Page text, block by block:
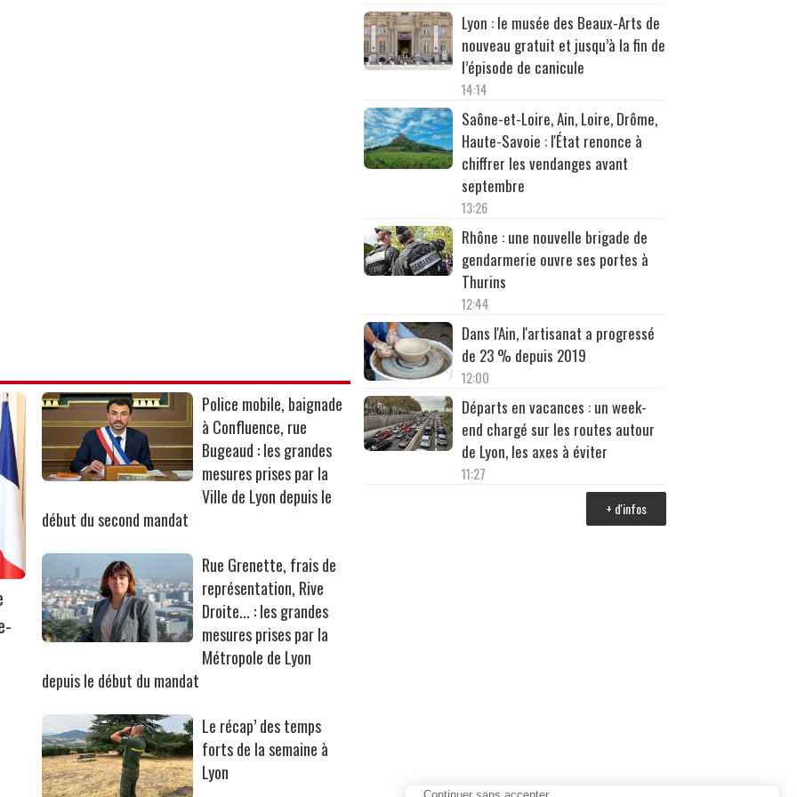
Police mobile, baignade
à Confluence, rue
Bugeaud : les grandes
mesures prises par la
Ville de Lyon depuis le
début du second mandat
Rue Grenette, frais de
représentation, Rive
Droite... : les grandes
mesures prises par la
Métropole de Lyon
depuis le début du mandat
Le récap’ des temps
forts de la semaine à
Lyon
Lyon : le musée des Beaux-Arts de
nouveau gratuit et jusqu’à la fin de
l’épisode de canicule
14:14
Saône-et-Loire, Ain, Loire, Drôme,
Haute-Savoie : l'État renonce à
chiffrer les vendanges avant
septembre
13:26
Rhône : une nouvelle brigade de
gendarmerie ouvre ses portes à
Thurins
12:44
Dans l'Ain, l'artisanat a progressé
de 23 % depuis 2019
12:00
Départs en vacances : un week-
end chargé sur les routes autour
de Lyon, les axes à éviter
11:27
+ d'infos